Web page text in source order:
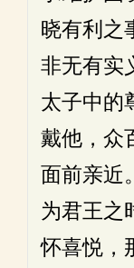
晓有利之
非无有实
太子中的
戴他，众
面前亲近
为君王之
怀喜悦，